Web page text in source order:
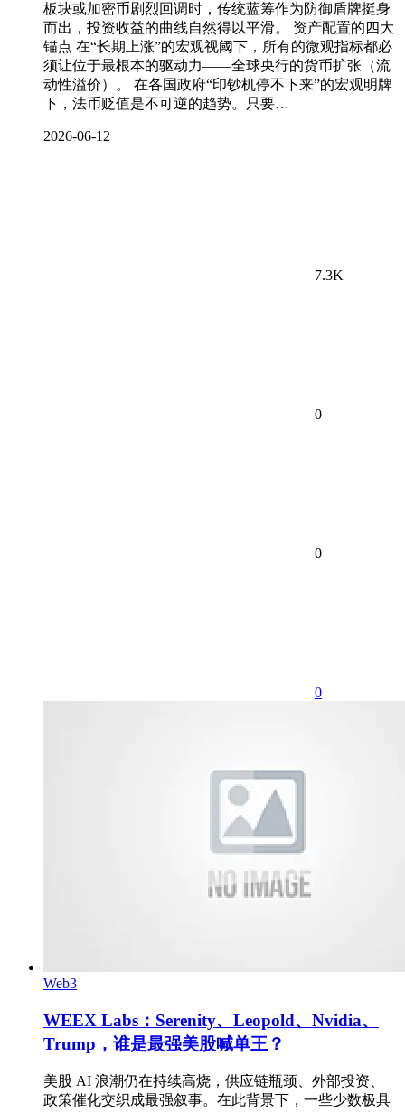
板块或加密币剧烈回调时，传统蓝筹作为防御盾牌挺身
而出，投资收益的曲线自然得以平滑。 资产配置的四大
锚点 在“长期上涨”的宏观视阈下，所有的微观指标都必
须让位于最根本的驱动力——全球央行的货币扩张（流
动性溢价）。 在各国政府“印钞机停不下来”的宏观明牌
下，法币贬值是不可逆的趋势。只要…
2026-06-12
7.3K
0
0
0
Web3
WEEX Labs：Serenity、Leopold、Nvidia、
Trump，谁是最强美股喊单王？
美股 AI 浪潮仍在持续高烧，供应链瓶颈、外部投资、
政策催化交织成最强叙事。在此背景下，一些少数极具